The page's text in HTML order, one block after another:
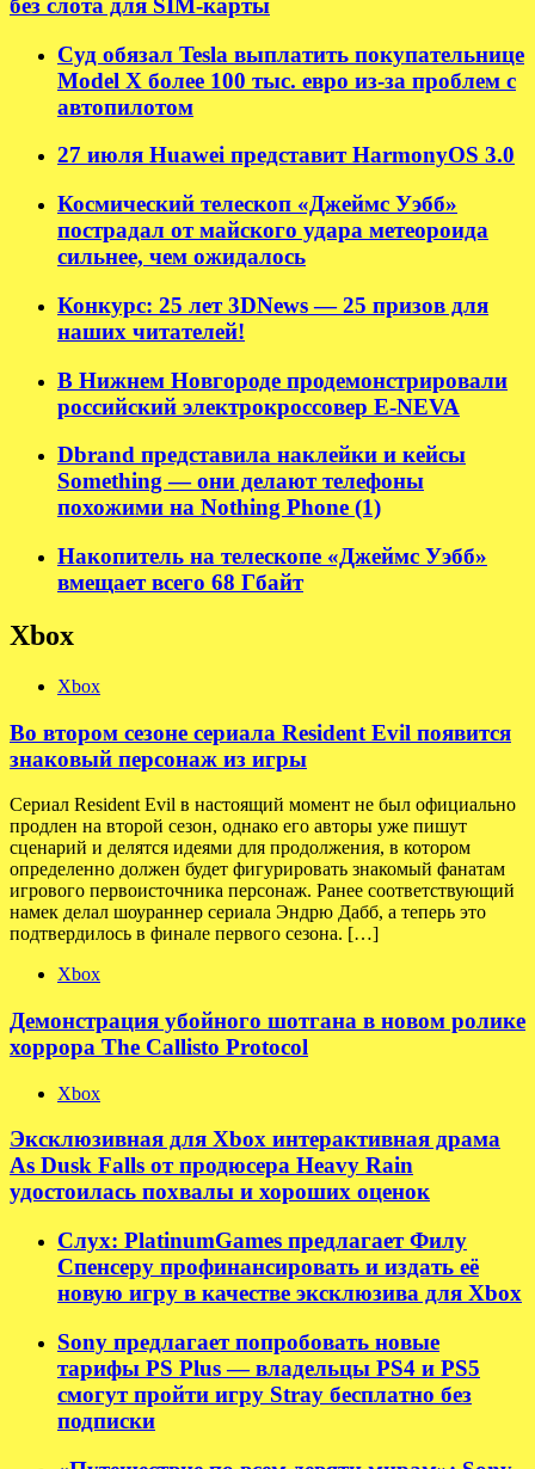
без слота для SIM-карты
Суд обязал Tesla выплатить покупательнице
Model X более 100 тыс. евро из-за проблем с
автопилотом
27 июля Huawei представит HarmonyOS 3.0
Космический телескоп «Джеймс Уэбб»
пострадал от майского удара метеороида
сильнее, чем ожидалось
Конкурс: 25 лет 3DNews — 25 призов для
наших читателей!
В Нижнем Новгороде продемонстрировали
российский электрокроссовер E-NEVA
Dbrand представила наклейки и кейсы
Something — они делают телефоны
похожими на Nothing Phone (1)
Накопитель на телескопе «Джеймс Уэбб»
вмещает всего 68 Гбайт
Xbox
Xbox
Во втором сезоне сериала Resident Evil появится
знаковый персонаж из игры
Сериал Resident Evil в настоящий момент не был официально
продлен на второй сезон, однако его авторы уже пишут
сценарий и делятся идеями для продолжения, в котором
определенно должен будет фигурировать знакомый фанатам
игрового первоисточника персонаж. Ранее соответствующий
намек делал шоураннер сериала Эндрю Дабб, а теперь это
подтвердилось в финале первого сезона. […]
Xbox
Демонстрация убойного шотгана в новом ролике
хоррора The Callisto Protocol
Xbox
Эксклюзивная для Xbox интерактивная драма
As Dusk Falls от продюсера Heavy Rain
удостоилась похвалы и хороших оценок
Слух: PlatinumGames предлагает Филу
Спенсеру профинансировать и издать её
новую игру в качестве эксклюзива для Xbox
Sony предлагает попробовать новые
тарифы PS Plus — владельцы PS4 и PS5
смогут пройти игру Stray бесплатно без
подписки